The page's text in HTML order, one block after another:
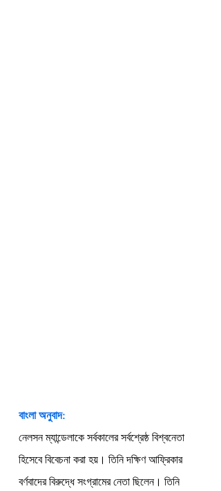
বাংলা অনুবাদ:
নেলসন ম্যান্ডেলাকে সর্বকালের সর্বশ্রেষ্ঠ বিশ্বনেতা
হিসেবে বিবেচনা করা হয়। তিনি দক্ষিণ আফ্রিকার
বর্ণবাদের বিরুদ্ধে সংগ্রামের নেতা ছিলেন। তিনি